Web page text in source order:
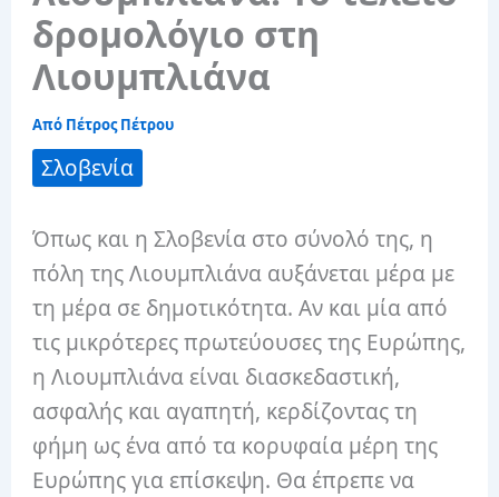
δρομολόγιο στη
Λιουμπλιάνα
Από Πέτρος Πέτρου
Σλοβενία
Όπως και η Σλοβενία ​​στο σύνολό της, η
πόλη της Λιουμπλιάνα αυξάνεται μέρα με
τη μέρα σε δημοτικότητα. Αν και μία από
τις μικρότερες πρωτεύουσες της Ευρώπης,
η Λιουμπλιάνα είναι διασκεδαστική,
ασφαλής και αγαπητή, κερδίζοντας τη
φήμη ως ένα από τα κορυφαία μέρη της
Ευρώπης για επίσκεψη. Θα έπρεπε να